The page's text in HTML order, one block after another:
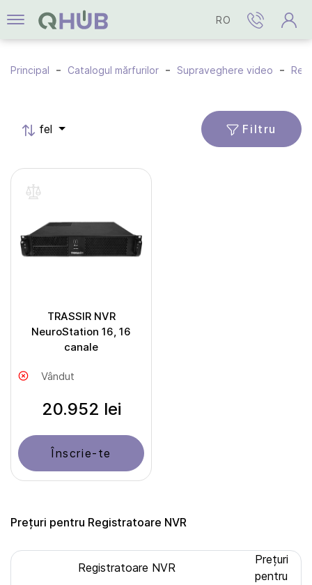
RO
Principal Catalogul mărfurilor Supraveghere video
fel Filtru
TRASSIR NVR
NeuroStation 16, 16
canale
Vândut
20.952 lei
Înscrie-te
Prețuri pentru Registratoare NVR
Registratoare NVR
Prețuri
pentru